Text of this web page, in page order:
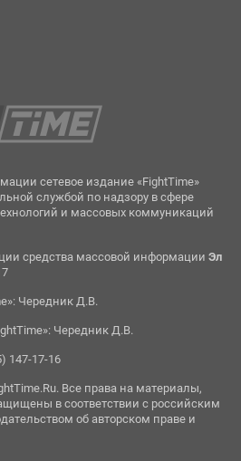
сетевое издание «FightTime»
службой по надзору в сфере
и массовых коммуникаций
средства массовой информации Эл
Чередник Д.В.
Чередник Д.В.
147-17-16
Все права на материалы,
в соответствии с российским
об авторском праве и